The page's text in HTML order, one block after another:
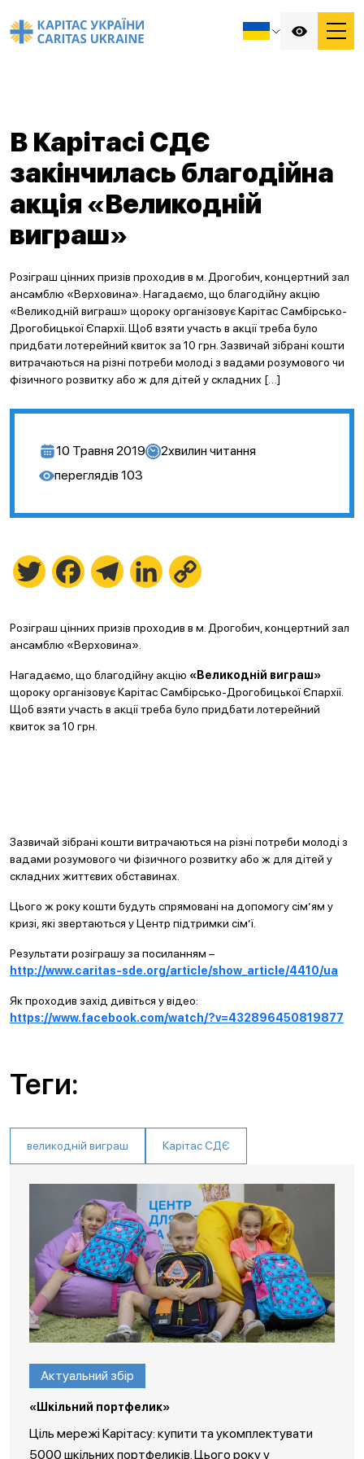
В Карітасі СДЄ
закінчилась благодійна
акція «Великодній
виграш»
Розіграш цінних призів проходив в м. Дрогобич, концертний зал
ансамблю «Верховина». Нагадаємо, що благодійну акцію
«Великодній виграш» щороку організовує Карітас Самбірсько-
Дрогобицької Єпархії. Щоб взяти участь в акції треба було
придбати лотерейний квиток за 10 грн. Зазвичай зібрані кошти
витрачаються на різні потреби молоді з вадами розумового чи
фізичного розвитку або ж для дітей у складних […]
10 Травня 2019 2хвилин читання
переглядів 103
Twitter FacebookTelegramLinkedIn
Розіграш цінних призів проходив в м. Дрогобич, концертний зал
ансамблю «Верховина».
Нагадаємо, що благодійну акцію «Великодній виграш»
щороку організовує Карітас Самбірсько-Дрогобицької Єпархії.
Щоб взяти участь в акції треба було придбати лотерейний
квиток за 10 грн.
Зазвичай зібрані кошти витрачаються на різні потреби молоді з
вадами розумового чи фізичного розвитку або ж для дітей у
складних життєвих обставинах.
Цього ж року кошти будуть спрямовані на допомогу сім’ям у
кризі, які звертаються у Центр підтримки сім’ї.
Результати розіграшу за посиланням –
http://www.caritas-sde.org/article/show_article/4410/ua
Як проходив захід дивіться у відео:
https://www.facebook.com/watch/?v=432896450819877
Теги:
великодній виграш Карітас СДЄ
Актуальний збір
«Шкільний портфелик»
Ціль мережі Карітасу: купити та укомплектувати
5000 шкільних портфеликів. Цього року у